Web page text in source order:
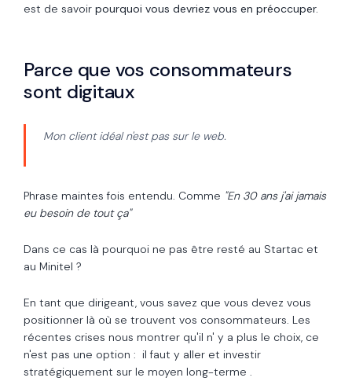
est de savoir pourquoi vous devriez vous en préoccuper.
Parce que vos consommateurs
sont digitaux
Mon client idéal n'est pas sur le web.
Phrase maintes fois entendu. Comme "En 30 ans j'ai jamais
eu besoin de tout ça"
Dans ce cas là pourquoi ne pas être resté au Startac et
au Minitel ?
En tant que dirigeant, vous savez que vous devez vous
positionner là où se trouvent vos consommateurs. Les
récentes crises nous montrer qu'il n' y a plus le choix, ce
n'est pas une option : il faut y aller et investir
stratégiquement sur le moyen long-terme .